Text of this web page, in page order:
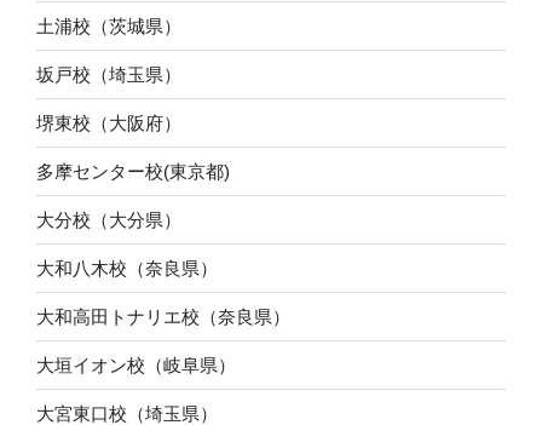
土浦校（茨城県）
坂戸校（埼玉県）
堺東校（大阪府）
多摩センター校(東京都)
大分校（大分県）
大和八木校（奈良県）
大和高田トナリエ校（奈良県）
大垣イオン校（岐阜県）
大宮東口校（埼玉県）